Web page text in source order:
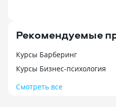
Рекомендуемые
Курсы Барберинг
Курсы Бизнес-психология
Смотреть все